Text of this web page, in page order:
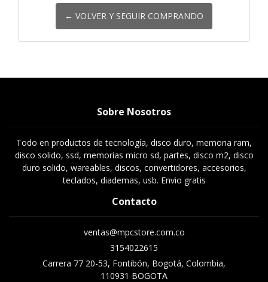
← VOLVER Y SEGUIR COMPRANDO
Sobre Nosotros
Todo en productos de tecnología, disco duro, memoria ram,
disco solido, ssd, memorias micro sd, partes, disco m2, disco
duro solido, wareables, discos, convertidores, accesorios,
teclados, diademas, usb. Envio gratis
Contacto
ventas@mpcstore.com.co
3154022615
Carrera 77 20-53, Fontibón, Bogotá, Colombia,
110931 BOGOTA